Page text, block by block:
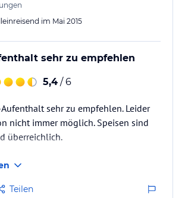
im Mai 2015
sehr zu empfehlen
5,4 / 6
sehr zu empfehlen. Leider
nicht immer möglich. Speisen sind
überreichlich.
Teilen